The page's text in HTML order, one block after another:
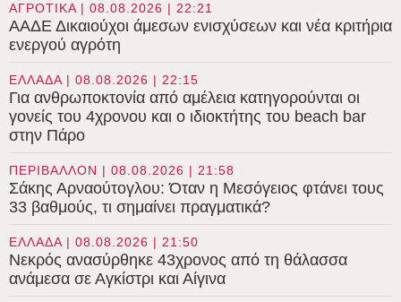
ΑΓΡΟΤΙΚΑ | 08.08.2026 | 22:21
ΑΑΔΕ Δικαιούχοι άμεσων ενισχύσεων και νέα κριτήρια
ενεργού αγρότη
ΕΛΛΑΔΑ | 08.08.2026 | 22:15
Για ανθρωποκτονία από αμέλεια κατηγορούνται οι
γονείς του 4χρονου και ο ιδιοκτήτης του beach bar
στην Πάρο
ΠΕΡΙΒΑΛΛΟΝ | 08.08.2026 | 21:58
Σάκης Αρναούτογλου: Όταν η Μεσόγειος φτάνει τους
33 βαθμούς, τι σημαίνει πραγματικά?
ΕΛΛΑΔΑ | 08.08.2026 | 21:50
Νεκρός ανασύρθηκε 43χρονος από τη θάλασσα
ανάμεσα σε Αγκίστρι και Αίγινα